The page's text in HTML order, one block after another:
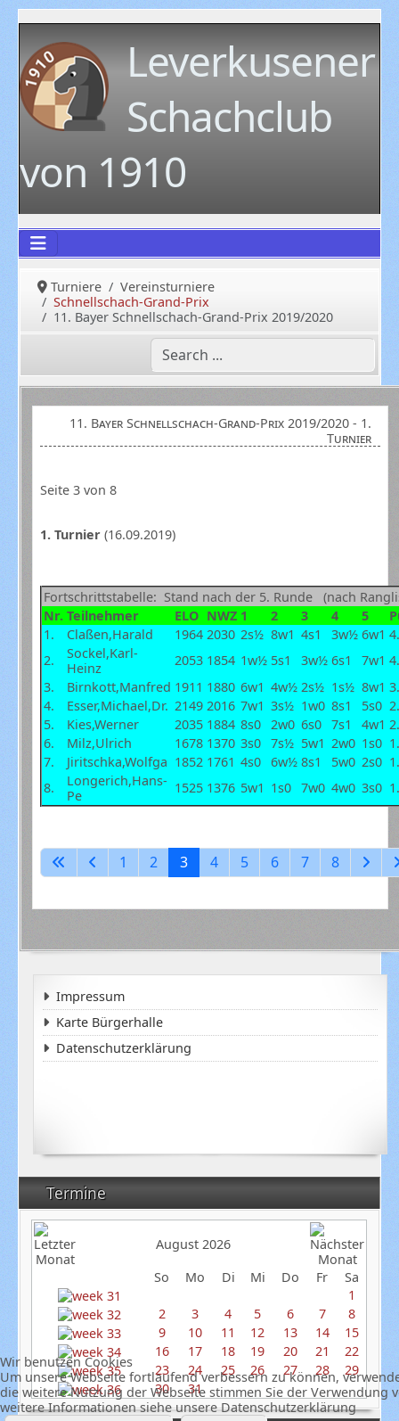
Leverkusener
Schachclub
von 1910
Turniere
Vereinsturniere
Schnellschach-Grand-Prix
11. Bayer Schnellschach-Grand-Prix 2019/2020
Termine
August 2026
So
Mo Di Mi Do Fr
Sa
1
2
3 4 5 6 7
8
9
10 11 12 13 14
15
16
17 18 19 20 21
22
23
24 25 26 27 28
29
30
31
11. Bayer Schnellschach-Grand-Prix 2019/2020 - 1.
Turnier
Seite 3 von 8
1. Turnier (16.09.2019)
Fortschrittstabelle: Stand nach der 5. Runde (nach
Nr. Teilnehmer ELO NWZ 1 2 3 4 5
1.
Claßen,Harald 1964 2030 2s½ 8w1 4s1 3w½ 6w1
2.
Sockel,Karl-
Heinz
2053 1854 1w½ 5s1 3w½ 6s1 7w1
3.
Birnkott,Manfred 1911 1880 6w1 4w½ 2s½ 1s½ 8w1
4.
Esser,Michael,Dr. 2149 2016 7w1 3s½ 1w0 8s1 5s0
5.
Kies,Werner 2035 1884 8s0 2w0 6s0 7s1 4w1
6.
Milz,Ulrich 1678 1370 3s0 7s½ 5w1 2w0 1s0
7.
Jiritschka,Wolfga 1852 1761 4s0 6w½ 8s1 5w0 2s0
8.
Longerich,Hans-
Pe
1525 1376 5w1 1s0 7w0 4w0 3s0
1 2 3 4 5 6 7 8
Impressum
Karte Bürgerhalle
Datenschutzerklärung
Wir benutzen Cookies
Um unsere Webseite fortlaufend verbessern zu können,
die weitere Nutzung der Webseite stimmen Sie der Verwendung
weitere Informationen siehe unsere Datenschutzerklärung